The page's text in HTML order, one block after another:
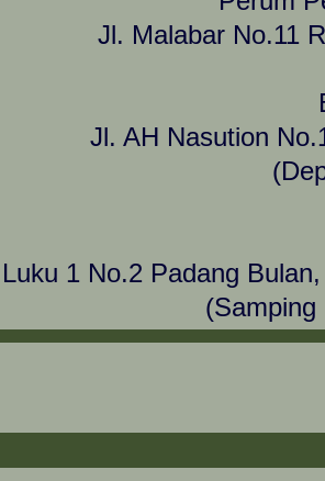
Jl. Malabar No.11
Jl. AH Nasution
1 No.2 Padang